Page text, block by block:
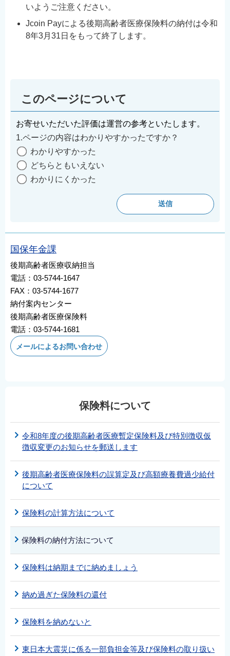
いようご注意ください。
Jcoin Payによる後期高齢者医療保険料の納付は令和
8年3月31日をもって終了します。
このページについて
お寄せいただいた評価は運営の参考といたします。
1.ページの内容はわかりやすかったですか？
わかりやすかった
どちらともいえない
わかりにくかった
国保年金課
後期高齢者医療収納担当
電話：03-5744-1647
FAX：03-5744-1677
納付案内センター
後期高齢者医療保険料
電話：03-5744-1681
メールによるお問い合わせ
保険料について
令和8年度の後期高齢者医療暫定保険料及び特別徴収仮
徴収変更のお知らせを郵送します
後期高齢者医療保険料の誤算定及び高額療養費過少給付
について
保険料の計算方法について
保険料の納付方法について
保険料は納期までに納めましょう
納め過ぎた保険料の還付
保険料を納めないと
東日本大震災に係る一部負担金等及び保険料の取り扱い